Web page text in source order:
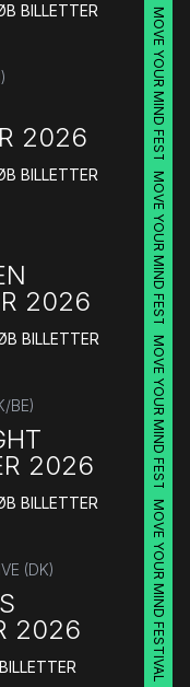
MOVE YOUR MIND FESTIVAL
BILLETTER
2026
MOVE YOUR MIND FESTIVAL
BILLETTER
2026
MOVE YOUR MIND FESTIVAL
BILLETTER
BE)
2026
MOVE YOUR MIND FESTIVAL
BILLETTER
(DK)
2026